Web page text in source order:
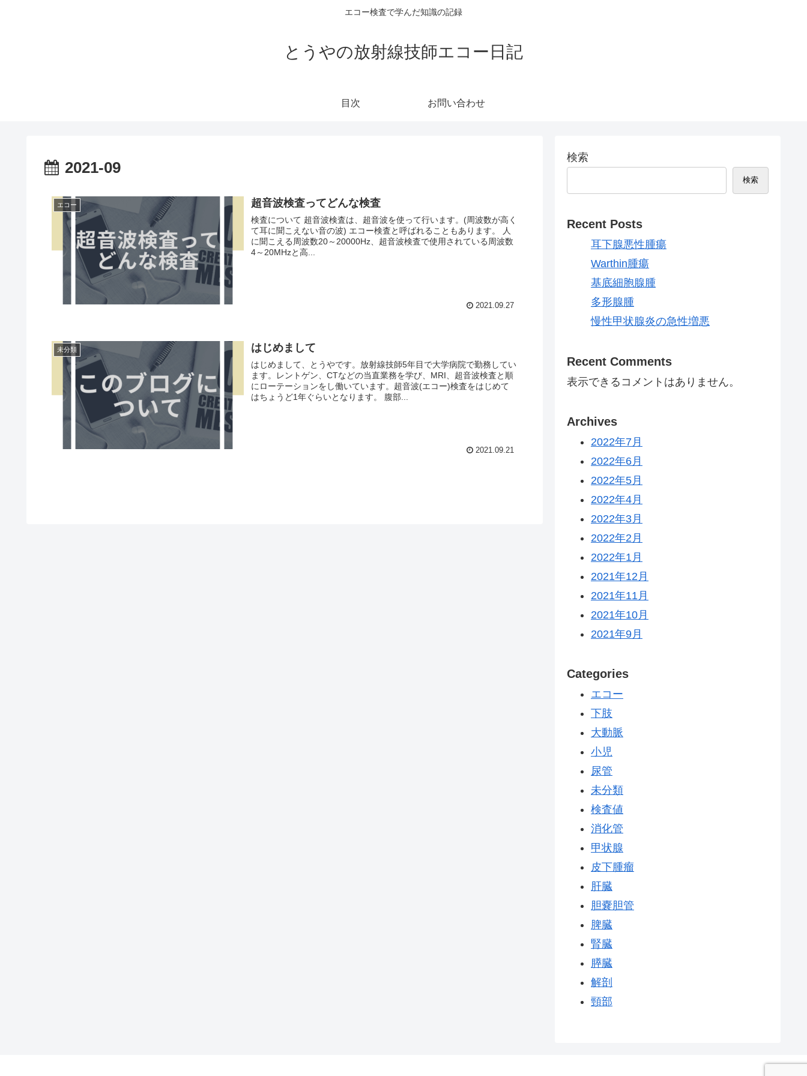
エコー検査で学んだ知識の記録
とうやの放射線技師エコー日記
目次 お問い合わせ
2021-09
エコー 超音波検査ってどんな検査
検査について 超音波検査は、超音波を使って行います。(周波数が高く
て耳に聞こえない音の波) エコー検査と呼ばれることもあります。 人
に聞こえる周波数20～20000Hz、超音波検査で使用されている周波数
4～20MHzと高...
2021.09.27
未分類 はじめまして
はじめまして、とうやです。放射線技師5年目で大学病院で勤務してい
ます。レントゲン、CTなどの当直業務を学び、MRI、超音波検査と順
にローテーションをし働いています。超音波(エコー)検査をはじめて
はちょうど1年ぐらいとなります。 腹部...
2021.09.21
検索
検索
Recent Posts
耳下腺悪性腫瘍
Warthin腫瘍
基底細胞腺腫
多形腺腫
慢性甲状腺炎の急性増悪
Recent Comments
表示できるコメントはありません。
Archives
2022年7月
2022年6月
2022年5月
2022年4月
2022年3月
2022年2月
2022年1月
2021年12月
2021年11月
2021年10月
2021年9月
Categories
エコー
下肢
大動脈
小児
尿管
未分類
検査値
消化管
甲状腺
皮下腫瘤
肝臓
胆嚢胆管
脾臓
腎臓
膵臓
解剖
頸部